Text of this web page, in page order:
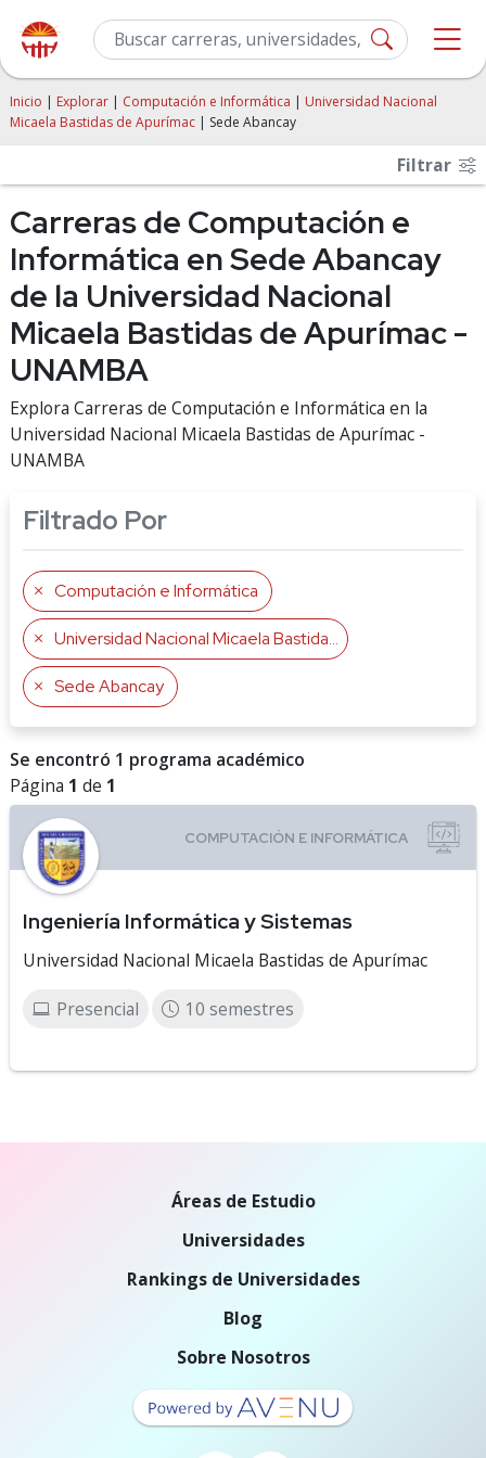
Inicio | Explorar | Computación e Informática | Universidad Nacional
Micaela Bastidas de Apurímac | Sede Abancay
Filtrar
Carreras de Computación e
Informática en Sede Abancay
de la Universidad Nacional
Micaela Bastidas de Apurímac -
UNAMBA
Explora Carreras de Computación e Informática en la
Universidad Nacional Micaela Bastidas de Apurímac -
UNAMBA
Filtrado Por
Computación e Informática
Universidad Nacional Micaela Bastidas de Apurímac
Sede Abancay
Se encontró 1 programa académico
Página 1 de 1
Ingeniería Informática y Sistemas
Universidad Nacional Micaela Bastidas de Apurímac
Presencial 10 semestres
Áreas de Estudio
Universidades
Rankings de Universidades
Blog
Sobre Nosotros